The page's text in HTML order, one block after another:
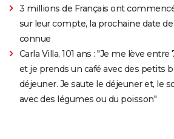
3 millions de Français ont
sur leur compte, la prochaine date
connue
Carla Villa, 101 ans : "Je me lève
et je prends un café avec des petits
déjeuner. Je saute le déjeuner et, le
avec des légumes ou du poisson"